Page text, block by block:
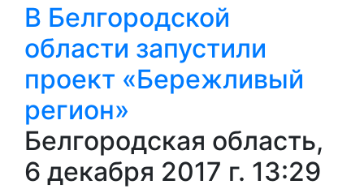
В Белгородской
области запустили
проект «Бережливый
регион»
Белгородская область,
6 декабря 2017 г. 13:29